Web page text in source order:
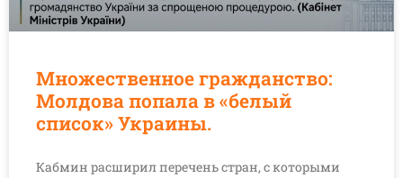
Множественное гражданство:
Молдова попала в «белый
список» Украины.
Кабмин расширил перечень стран, с которыми